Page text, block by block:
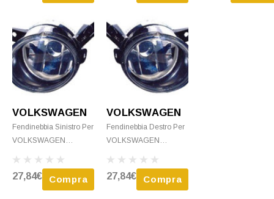
VOLKSWAGEN
Fendinebbia Sinistro Per
VOLKSWAGEN
2011, HB4, Paraurti
Anteriore, Nuovo
27,84€ Compra
VOLKSWAGEN
Fendinebbia Destro Per
VOLKSWAGEN
2011, HB4, Paraurti
Anteriore, Nuovo
27,84€ Compra